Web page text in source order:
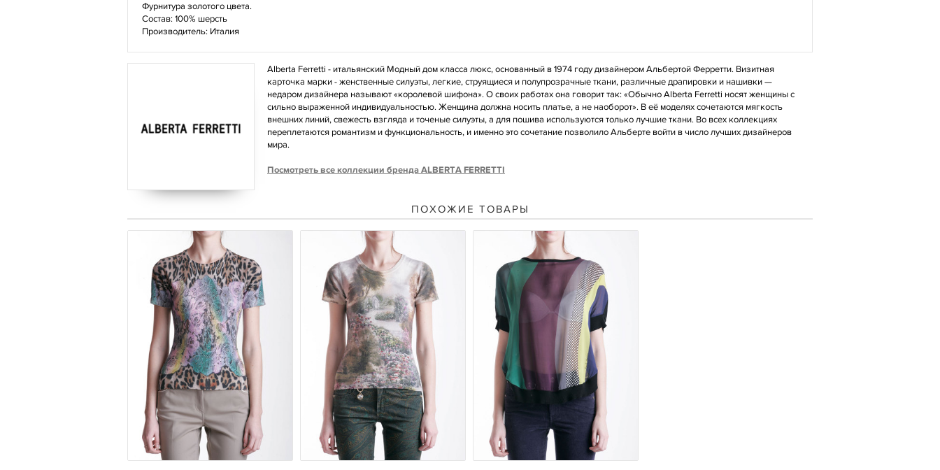
Фурнитура золотого цвета.
Состав: 100% шерсть
Производитель: Италия
Alberta Ferretti - итальянский Модный дом класса люкс, основанный в 1974 году дизайнером Альбертой Ферретти. Визитная
карточка марки - женственные силуэты, легкие, струящиеся и полупрозрачные ткани, различные драпировки и нашивки —
недаром дизайнера называют «королевой шифона». О своих работах она говорит так: «Обычно Alberta Ferretti носят женщины с
сильно выраженной индивидуальностью. Женщина должна носить платье, а не наоборот». В её моделях сочетаются мягкость
внешних линий, свежесть взгляда и точеные силуэты, а для пошива используются только лучшие ткани. Во всех коллекциях
переплетаются романтизм и функциональность, и именно это сочетание позволило Альберте войти в число лучших дизайнеров
мира.
Посмотреть все коллекции бренда ALBERTA FERRETTI
ПОХОЖИЕ ТОВАРЫ